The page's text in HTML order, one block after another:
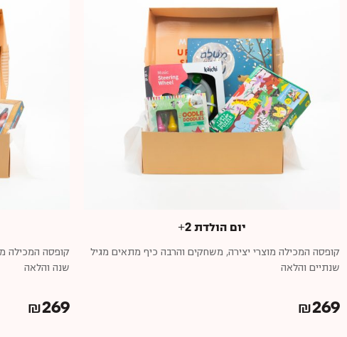
יום הולדת 2+
קופסה המכילה מוצרי יצירה, משחקים והרבה כיף מתאים מגיל
שנתיים והלאה
₪269
קופסה המכילה
שנה והלאה
₪269